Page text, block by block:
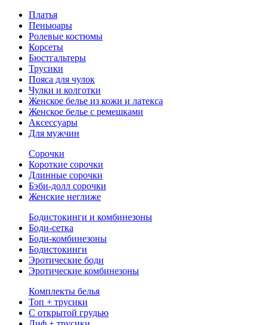
Платья
Пеньюары
Ролевые костюмы
Корсеты
Бюстгальтеры
Трусики
Пояса для чулок
Чулки и колготки
Женское белье из кожи и латекса
Женское белье с ремешками
Аксессуары
Для мужчин
Сорочки
Короткие сорочки
Длинные сорочки
Бэби-долл сорочки
Женские неглиже
Бодистокинги и комбинезоны
Боди-сетка
Боди-комбинезоны
Бодистокинги
Эротические боди
Эротические комбинезоны
Комплекты белья
Топ + трусики
С открытой грудью